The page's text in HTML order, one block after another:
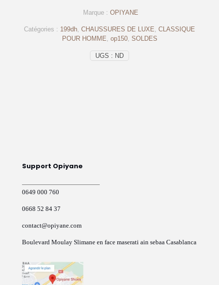
homme
UGS : ND
Catégories : 199dh CHAUSSURES DE LUXE CLASSIQUE
POUR HOMME op150, SOLDES
Marque : OPIYANE
Support Opiyane
0649 000 760
0668 52 84 37
contact@opiyane.com
Boulevard Moulay Slimane en face maserati ain sebaa Casablanca